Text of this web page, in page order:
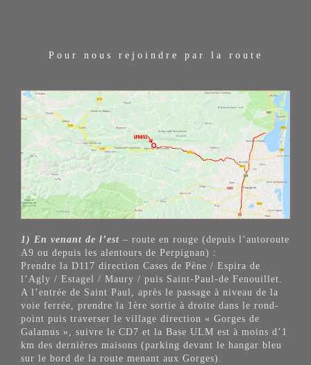
Pour nous rejoindre par la route
1) En venant de l’est – route en rouge (depuis l’autoroute
A9 ou depuis les alentours de Perpignan) :
Prendre la D117 direction Cases de Pène / Espira de
l’Agly / Estagel / Maury / puis Saint-Paul-de Fenouillet.
A l’entrée de Saint Paul, après le passage à niveau de la
voie ferrée, prendre la 1ère sortie à droite dans le rond-
point puis traverser le village direction « Gorges de
Galamus », suivre le CD7 et la Base ULM est à moins d’1
km des dernières maisons (parking devant le hangar bleu
sur le bord de la route menant aux Gorges).